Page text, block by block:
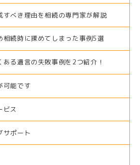
すべき理由を相続の専門家が解説
相続時に揉めてしまった事例5選
る遺言の失敗事例を2つ紹介！
可能です
ビス
サポート